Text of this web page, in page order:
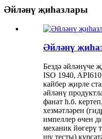
Әйләнү җиһазлары
Әйләнү
Бездә әйләнүче
ISO 1940,
кайбер җирле
әйләнү
фанат һ.б.
хезмәтләрен
импеллер өчен
механик йөгерү
шу тесты)